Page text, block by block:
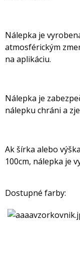
Nálepka je
atmosférickým
na aplikáciu.
Nálepka je
nálepku chráni a
Ak šírka alebo
100cm, nálepka je
Dostupné farby: